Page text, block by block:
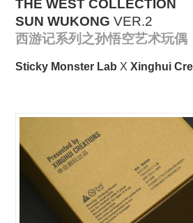
THE WEST COLLECTION
SUN WUKONGVER.2
西游记系列之孙悟空艺术玩偶
Sticky Monster Lab X Xinghui